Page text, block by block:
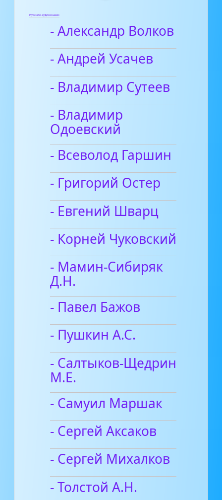
Русские аудиосказки
- Александр Волков
- Андрей Усачев
- Владимир Сутеев
- Владимир
Одоевский
- Всеволод Гаршин
- Григорий Остер
- Евгений Шварц
- Корней Чуковский
- Мамин-Сибиряк
Д.Н.
- Павел Бажов
- Пушкин А.С.
- Салтыков-Щедрин
М.Е.
- Самуил Маршак
- Сергей Аксаков
- Сергей Михалков
- Толстой А.Н.